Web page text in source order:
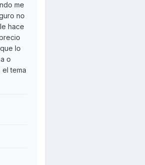
me
no
hace
lo
o
tema